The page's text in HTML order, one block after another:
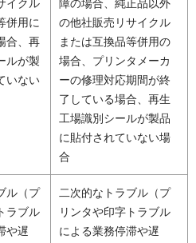
イクル
併用に
合、再
ルが製
いない
障の場合、純正品以外
の他社販売リサイクル
または互換品等併用の
場合、プリンタメーカ
ーの修理対応期間が終
了している場合、再生
工場識別シールが製品
に貼付されていない場
合
ル（プ
ラブル
や遅
二次的なトラブル（プ
リンタや印字トラブル
による業務停滞や遅